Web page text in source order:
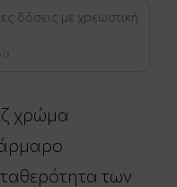
δόσεις με χρεωστική
χρώμα
των